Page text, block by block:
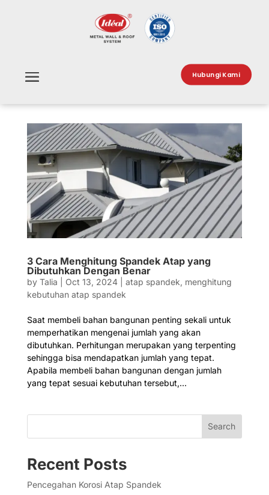
Hubungi Kami
3 Cara Menghitung Spandek Atap yang
Dibutuhkan Dengan Benar
by Talia Oct 13, 2024| atap spandek, menghitung
kebutuhan atap spandek
Saat membeli bahan bangunan penting sekali untuk
memperhatikan mengenai jumlah yang akan
dibutuhkan. Perhitungan merupakan yang terpenting
sehingga bisa mendapatkan jumlah yang tepat.
Apabila membeli bahan bangunan dengan jumlah
yang tepat sesuai kebutuhan tersebut,...
Search
Recent Posts
Pencegahan Korosi Atap Spandek